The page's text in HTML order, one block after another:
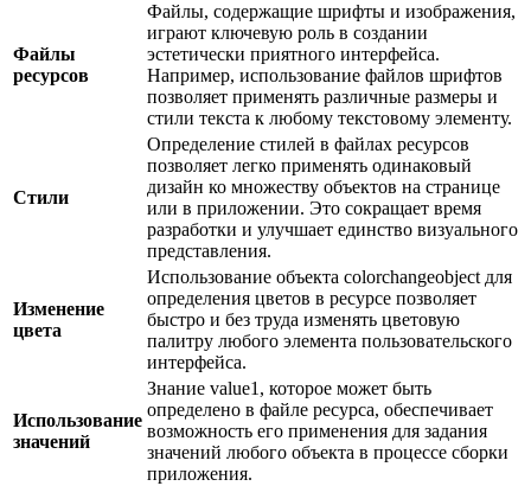
Файлы
ресурсов
Файлы, содержащие шрифты и изображения,
играют ключевую роль в создании
эстетически приятного интерфейса.
Например, использование файлов шрифтов
позволяет применять различные размеры и
стили текста к любому текстовому элементу.
Стили
Определение стилей в файлах ресурсов
позволяет легко применять одинаковый
дизайн ко множеству объектов на странице
или в приложении. Это сокращает время
разработки и улучшает единство визуального
представления.
Изменение
цвета
Использование объекта colorchangeobject для
определения цветов в ресурсе позволяет
быстро и без труда изменять цветовую
палитру любого элемента пользовательского
интерфейса.
Использование
значений
Знание value1, которое может быть
определено в файле ресурса, обеспечивает
возможность его применения для задания
значений любого объекта в процессе сборки
приложения.